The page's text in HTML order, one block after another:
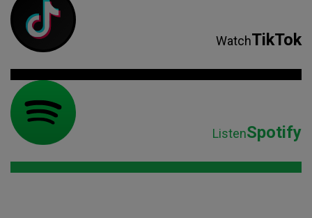
WatchTikTok
ListenSpotify